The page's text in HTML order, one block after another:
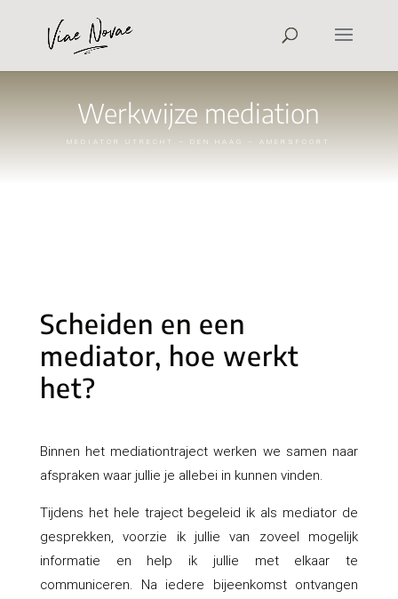
Werkwijze mediation
MEDIATOR UTRECHT – DEN HAAG – AMERSFOORT
Scheiden en een
mediator, hoe werkt
het?
Binnen het mediationtraject werken we samen naar
afspraken waar jullie je allebei in kunnen vinden.
Tijdens het hele traject begeleid ik als mediator de
gesprekken, voorzie ik jullie van zoveel mogelijk
informatie en help ik jullie met elkaar te
communiceren. Na iedere bijeenkomst ontvangen